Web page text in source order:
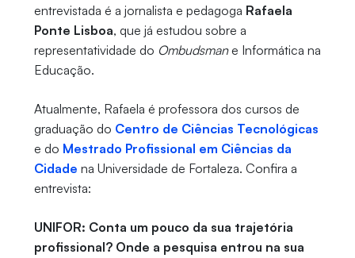
entrevistada é a jornalista e pedagoga Rafaela
Ponte Lisboa, que já estudou sobre a
representatividade do Ombudsmane Informática na
Educação.
Atualmente, Rafaela é professora dos cursos de
graduação do Centro de Ciências Tecnológicas
e do Mestrado Profissional em Ciências da
Cidade na Universidade de Fortaleza. Confira a
entrevista:
UNIFOR: Conta um pouco da sua trajetória
profissional? Onde a pesquisa entrou na sua